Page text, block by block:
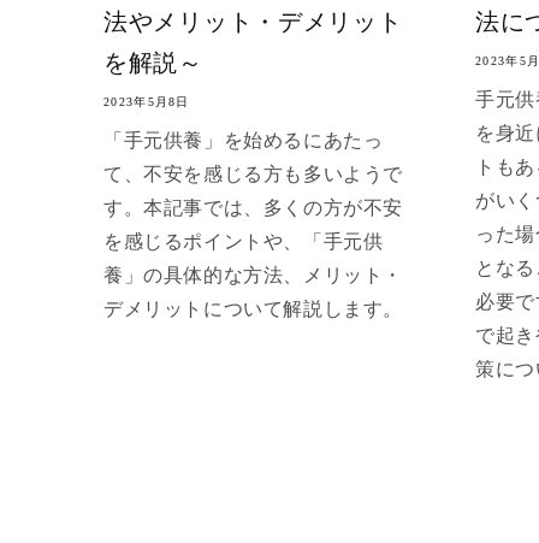
法やメリット・デメリット
を解説～
2023年5月8日
「手元供養」を始めるにあたっ
て、不安を感じる方も多いようで
す。本記事では、多くの方が不安
を感じるポイントや、「手元供
養」の具体的な方法、メリット・
デメリットについて解説します。
法に
2023年5
手元
を身
トも
がい
った
とな
必要
で起
策に